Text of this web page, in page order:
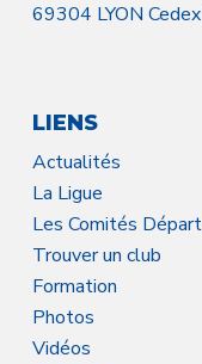
69304 LYON
LIENS
Actualités
La Ligue
Les Comités
Trouver un club
Formation
Photos
Vidéos